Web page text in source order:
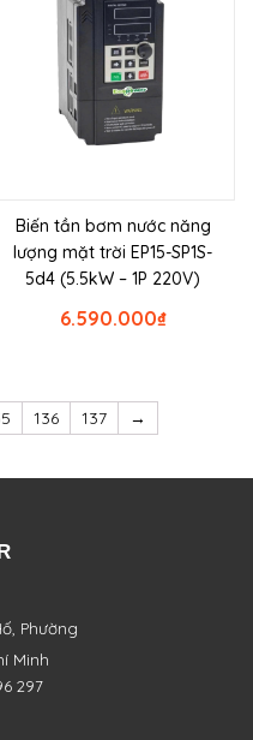
Biến tần bơm nước năng
lượng mặt trời EP15-SP1S-
5d4 (5.5kW – 1P 220V)
₫
6.590.000
136 137 →
Phường
Minh
297